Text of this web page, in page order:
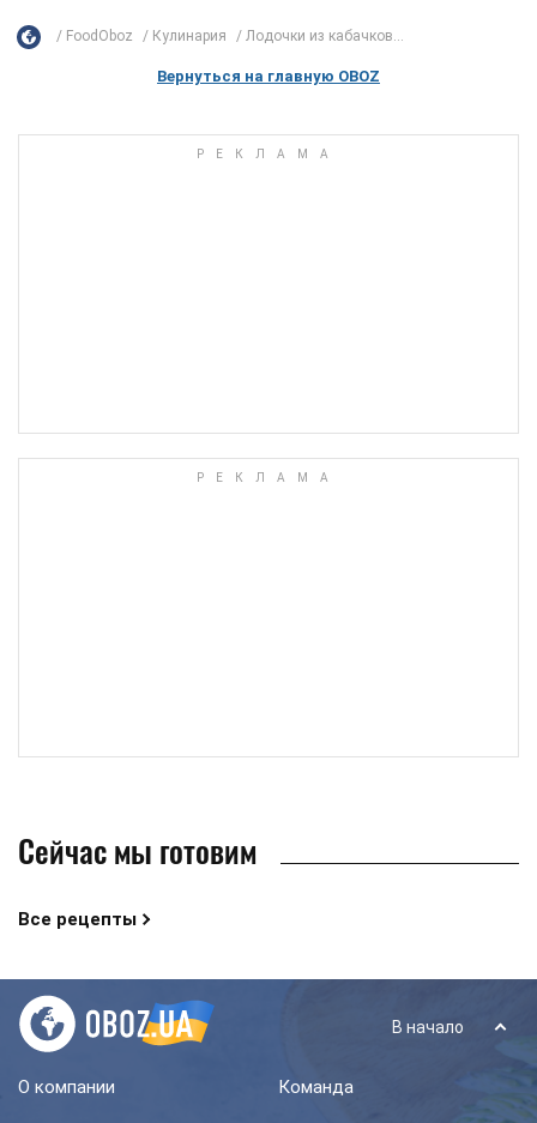
FoodOboz Кулинария Лодочки из кабачков...
Вернуться на главную OBOZ
Сейчас мы готовим
Все рецепты
В начало
О компании Команда